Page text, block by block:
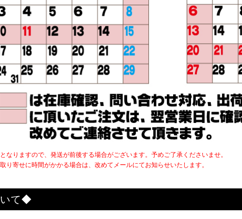
なりますので、発送が前後する場合がございます。予めご了承くださいませ。
り寄せに時間がかかる場合は、改めてメールにてお知らせいたします。
て◆